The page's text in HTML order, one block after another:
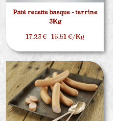
Pâté recette basque - terrine
3Kg
17.23 €15.51 €/Kg